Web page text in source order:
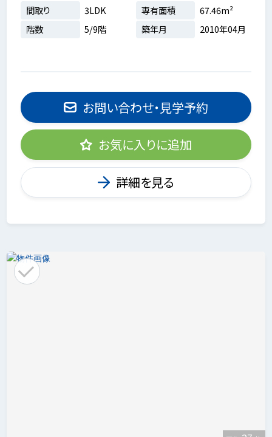
間取り
3LDK 専有面積
67.46m²
階数
5/9階 築年月 2010年04月
お問い合わせ・見学予約
お気に入りに追加
詳細を見る